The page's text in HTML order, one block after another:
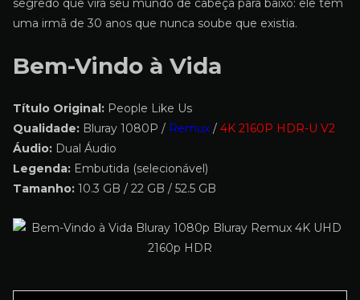
segredo que vira seu mundo de cabeça para baixo: ele tem
uma irmã de 30 anos que nunca soube que existia.
Bem-Vindo à Vida
Título Original: People Like Us
Qualidade: Bluray 1080P / Remux / 4K 2160P HDR-U V2
Áudio: Dual Áudio
Legenda: Embutida (selecionável)
Tamanho: 10.3 GB / 22 GB / 52.5 GB